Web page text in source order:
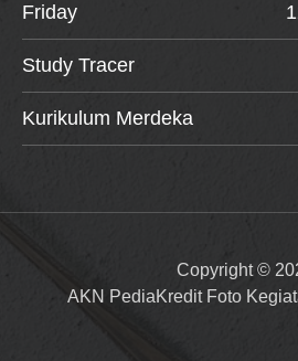
Friday
Study Tracer
Kurikulum Merdeka
Copyright ©
AKN PediaKredit Foto